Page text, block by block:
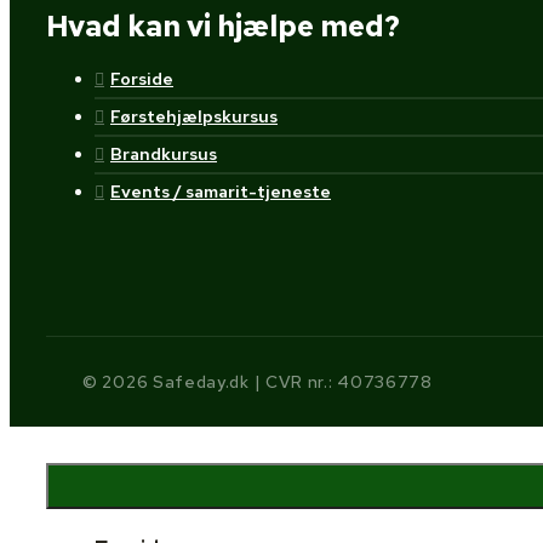
Hvad kan vi hjælpe med?
Forside
Førstehjælpskursus
Brandkursus
Events / samarit-tjeneste
© 2026 Safeday.dk | CVR nr.: 40736778